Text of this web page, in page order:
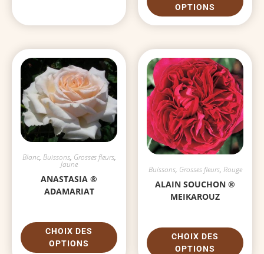
OPTIONS
Blanc, Buissons, Grosses fleurs,
Jaune
ANASTASIA ®
ADAMARIAT
CHOIX DES
OPTIONS
Buissons, Grosses fleurs, Rouge
ALAIN SOUCHON ®
MEIKAROUZ
CHOIX DES
OPTIONS